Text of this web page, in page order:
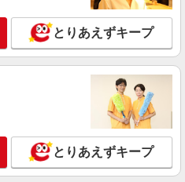
とりあえずキープ
とりあえずキープ